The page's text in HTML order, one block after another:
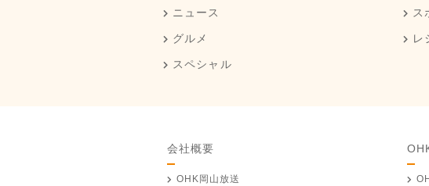
ニュース ス
グルメ レ
スペシャル
会社概要
OHK岡山放送